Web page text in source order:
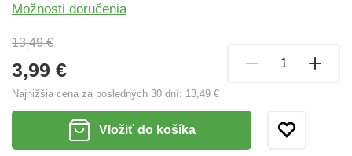
13,49 €
3,99 €
Najnižšia cena za posledných 30 dní: 13,49 €
Možnosti doručenia
Vložiť do košíka